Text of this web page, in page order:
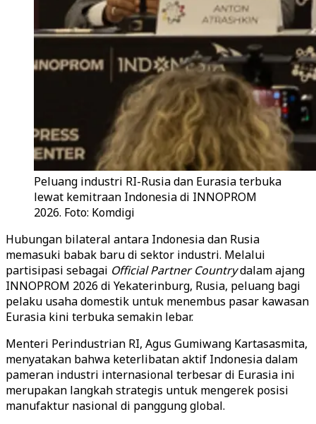
Peluang industri RI-Rusia dan Eurasia terbuka
lewat kemitraan Indonesia di INNOPROM
2026. Foto: Komdigi
Hubungan bilateral antara Indonesia dan Rusia
memasuki babak baru di sektor industri. Melalui
partisipasi sebagai Official Partner Countrydalam ajang
INNOPROM 2026 di Yekaterinburg, Rusia, peluang bagi
pelaku usaha domestik untuk menembus pasar kawasan
Eurasia kini terbuka semakin lebar.
Menteri Perindustrian RI, Agus Gumiwang Kartasasmita,
menyatakan bahwa keterlibatan aktif Indonesia dalam
pameran industri internasional terbesar di Eurasia ini
merupakan langkah strategis untuk mengerek posisi
manufaktur nasional di panggung global.